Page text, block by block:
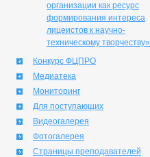
организации как ресурс
формирования интереса
лицеистов к научно-
техническому творчеству»
Конкурс ФЦПРО
Медиатека
Мониторинг
Для поступающих
Видеогалерея
Фотогалерея
Страницы преподавателей